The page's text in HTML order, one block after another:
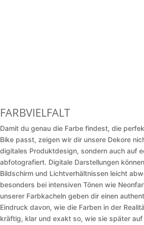
FARBVIELFALT
Damit du genau die Farbe findest, die
Bike passt, zeigen wir dir unsere Dekore
digitales Produktdesign, sondern auch auf
abfotografiert. Digitale Darstellungen
Bildschirm und Lichtverhältnissen leicht
besonders bei intensiven Tönen wie
unserer Farbkacheln geben dir einen
Eindruck davon, wie die Farben in der
kräftig, klar und exakt so, wie sie später auf